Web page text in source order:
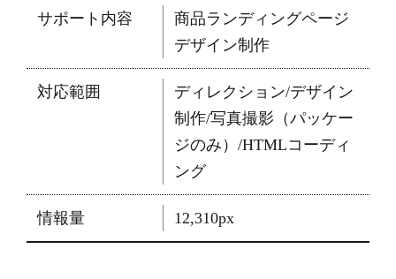
サポート内容
商品ランディングページ
デザイン制作
対応範囲
ディレクション/デザイン
制作/写真撮影（パッケー
ジのみ）/HTMLコーディ
ング
情報量 12,310px